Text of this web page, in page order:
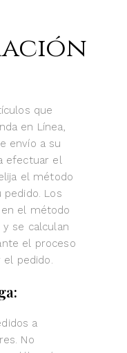
que
en Línea,
envío a su
efectuar el
el método
pedido. Los
el método
y se calculan
el proceso
el pedido.
a
No